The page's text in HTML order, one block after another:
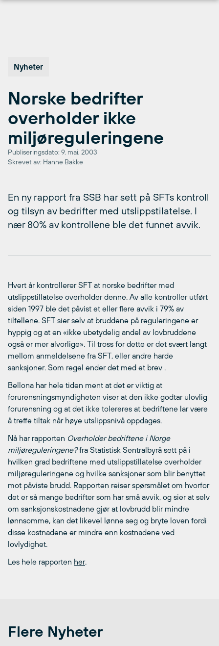
Nyheter
Norske bedrifter
overholder ikke
miljøreguleringene
Publiseringsdato: 9. mai, 2003
Skrevet av: Hanne Bakke
En ny rapport fra SSB har sett på SFTs kontroll
og tilsyn av bedrifter med utslippstilatelse. I
nær 80% av kontrollene ble det funnet avvik.
Hvert år kontrollerer SFT at norske bedrifter med
utslippstillatelse overholder denne. Av alle kontroller utført
siden 1997 ble det påvist et eller flere avvik i 79% av
tilfellene. SFT sier selv at bruddene på reguleringene er
hyppig og at en «ikke ubetydelig andel av lovbruddene
også er mer alvorlige». Til tross for dette er det svært langt
mellom anmeldelsene fra SFT, eller andre harde
sanksjoner. Som regel ender det med et brev .
Bellona har hele tiden ment at det er viktig at
forurensningsmyndigheten viser at den ikke godtar ulovlig
forurensning og at det ikke tolereres at bedriftene lar være
å treffe tiltak når høye utslippsnivå oppdages.
Nå har rapporten Overholder bedriftene i Norge
miljøreguleringene?fra Statistisk Sentralbyrå sett på i
hvilken grad bedriftene med utslippstillatelse overholder
miljøreguleringene og hvilke sanksjoner som blir benyttet
mot påviste brudd. Rapporten reiser spørsmålet om hvorfor
det er så mange bedrifter som har små avvik, og sier at selv
om sanksjonskostnadene gjør at lovbrudd blir mindre
lønnsomme, kan det likevel lønne seg og bryte loven fordi
disse kostnadene er mindre enn kostnadene ved
lovlydighet.
Les hele rapporten her.
Flere Nyheter